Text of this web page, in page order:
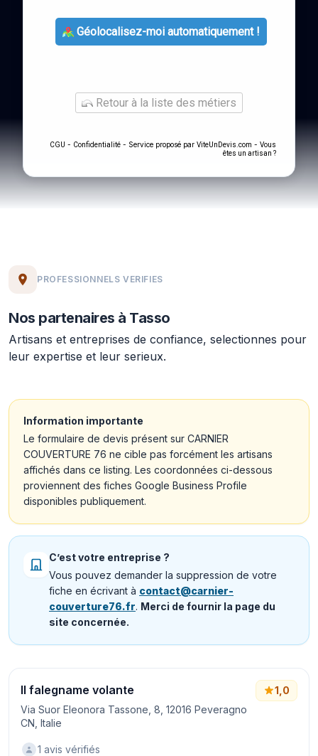
Géolocalisez-moi automatiquement !
Retour à la liste des métiers
CGU - Confidentialité - Service proposé par ViteUnDevis.com - Vous
êtes un artisan ?
PROFESSIONNELS VERIFIES
Nos partenaires à Tasso
Artisans et entreprises de confiance, selectionnes pour
leur expertise et leur serieux.
Information importante
Le formulaire de devis présent sur CARNIER
COUVERTURE 76 ne cible pas forcément les artisans
affichés dans ce listing. Les coordonnées ci-dessous
proviennent des fiches Google Business Profile
disponibles publiquement.
C’est votre entreprise ?
Vous pouvez demander la suppression de votre
fiche en écrivant à contact@carnier-
couverture76.fr. Merci de fournir la page du
site concernée.
Il falegname volante
Via Suor Eleonora Tassone, 8, 12016 Peveragno
CN, Italie
1,0
1 avis vérifiés